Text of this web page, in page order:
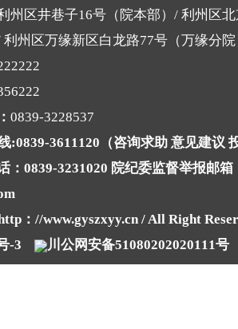
州区井巷子16号（院本部）/ 利州区
利州区万缘新区白龙路77号（万缘分
0839-3228537
:0839-3611120（咨询求助 意见建议
：0839-3231020 院纪委监督举报邮箱
：//www.gyszxyy.cn / All Right
-3
川公网安备51080202020111号